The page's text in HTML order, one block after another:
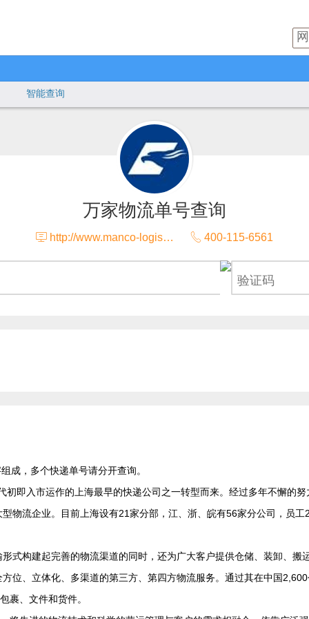
智能查询
万家物流单号查询
 http://www.manco-logistics.com  400-115-6561
成，多个快递单号请分开查询。
即入市运作的上海最早的快递公司之一转型而来。经过多年不懈的努
物流企业。目前上海设有21家分部，江、浙、皖有56家分公司，员工
式构建起完善的物流渠道的同时，还为广大客户提供仓储、装卸、搬
位、立体化、多渠道的第三方、第四方物流服务。通过其在中国
裹、文件和货件。